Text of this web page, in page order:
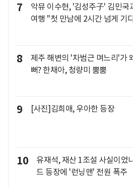
7
악뮤 이수현, '김성주子' 김민국
여행 "첫 만남에 2시간 넘게 기
8
제주 해변의 '차범근 며느리'가
뻐? 한채아, 청량미 뿜뿜
9 [사진]김희애, 우아한 등장
10
유재석, 재산 1조설 사실이었
드 등장에 '런닝맨' 전원 폭주